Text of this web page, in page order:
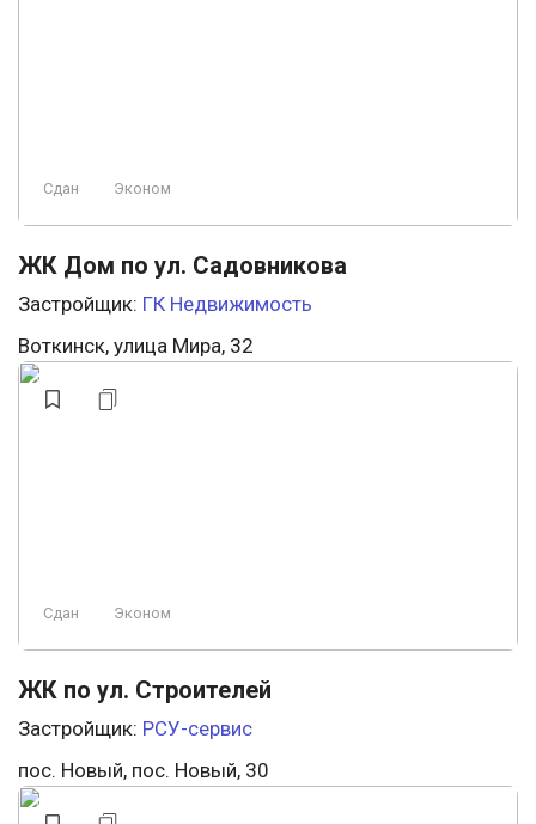
Сдан Эконом
ЖК Дом по ул. Садовникова
Застройщик: ГК Недвижимость
Воткинск, улица Мира, 32
Сдан Эконом
ЖК по ул. Строителей
Застройщик: РСУ-сервис
пос. Новый, пос. Новый, 30